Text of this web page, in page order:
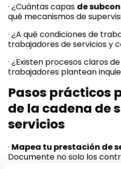
· ¿Cuántas capas de
qué mecanismos de
· ¿A qué condiciones de
trabajadores de servicios y
· ¿Existen procesos claros
trabajadores plantean
Pasos prácticos
de la cadena de
servicios
· Mapea tu prestación de
Documente no solo los